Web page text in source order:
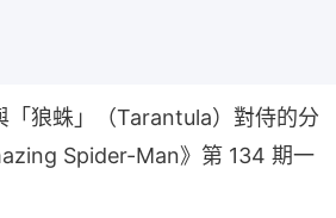
「狼蛛」（Tarantula）對侍的分
Spider-Man》第 134 期一